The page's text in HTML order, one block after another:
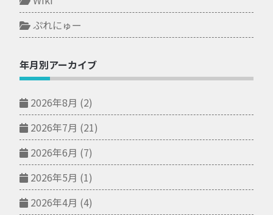
ぷれにゅー
年月別アーカイブ
2026年8月 (2)
2026年7月 (21)
2026年6月 (7)
2026年5月 (1)
2026年4月 (4)